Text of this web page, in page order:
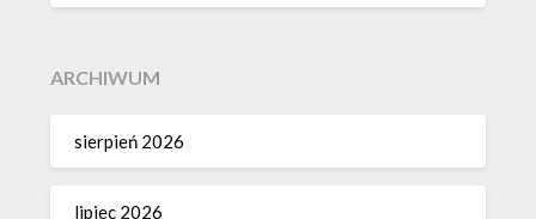
ARCHIWUM
sierpień 2026
lipiec 2026